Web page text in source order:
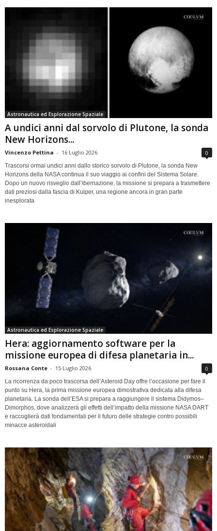
Astronautica ed Esplorazione Spaziale
A undici anni dal sorvolo di Plutone, la sonda
New Horizons...
Vincenzo Pettina - 16 Luglio 2026 0
Trascorsi ormai undici anni dallo storico sorvolo di Plutone, la sonda New
Horizons della NASA continua il suo viaggio ai confini del Sistema Solare.
Dopo un nuovo risveglio dall’ibernazione, la missione si prepara a trasmettere
dati preziosi dalla fascia di Kuiper, una regione ancora in gran parte
inesplorata
Astronautica ed Esplorazione Spaziale
Hera: aggiornamento software per la
missione europea di difesa planetaria in...
Rossana Conte - 15 Luglio 2026 0
La ricorrenza da poco trascorsa dell’Asteroid Day offre l’occasione per fare il
punto su Hera, la prima missione europea dimostrativa dedicata alla difesa
planetaria. La sonda dell’ESA si prepara a raggiungere il sistema Didymos–
Dimorphos, dove analizzerà gli effetti dell’impatto della missione NASA DART
e raccoglierà dati fondamentali per il futuro delle strategie contro possibili
minacce asteroidali